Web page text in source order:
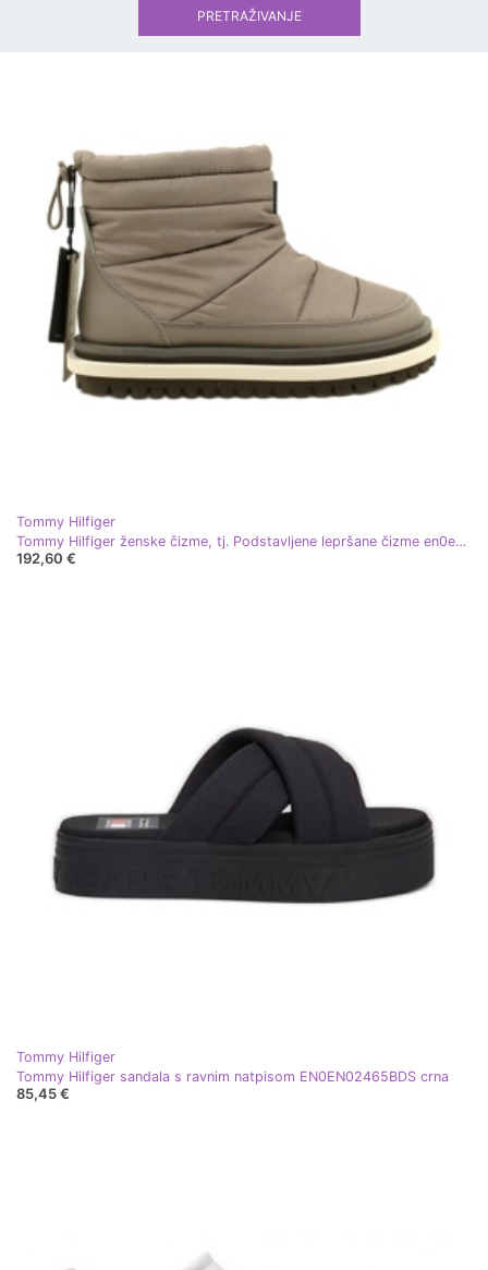
Tommy Hilfiger
Tommy Hilfiger ženske čizme, tj. Podstavljene lepršane čizme en0en02725 bež
192,60 €
Tommy Hilfiger
Tommy Hilfiger sandala s ravnim natpisom EN0EN02465BDS crna
85,45 €
PRETRAŽIVANJE